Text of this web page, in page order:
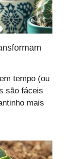
tempo (ou
são fáceis
mais